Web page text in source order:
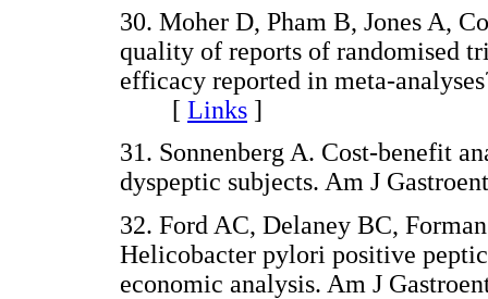
30. Moher D, Pham B, Jones A,
quality of reports of randomised
efficacy reported in meta-
[ Links ]
31. Sonnenberg A. Cost-benefit
dyspeptic subjects. Am J
32. Ford AC, Delaney BC,
Helicobacter pylori positive
economic analysis. Am J